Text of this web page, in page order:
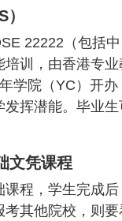
22222（包括
训，由香港专
学院（YC）开
挥潜能。毕业
文凭课程
程，学生完成
其他院校，则